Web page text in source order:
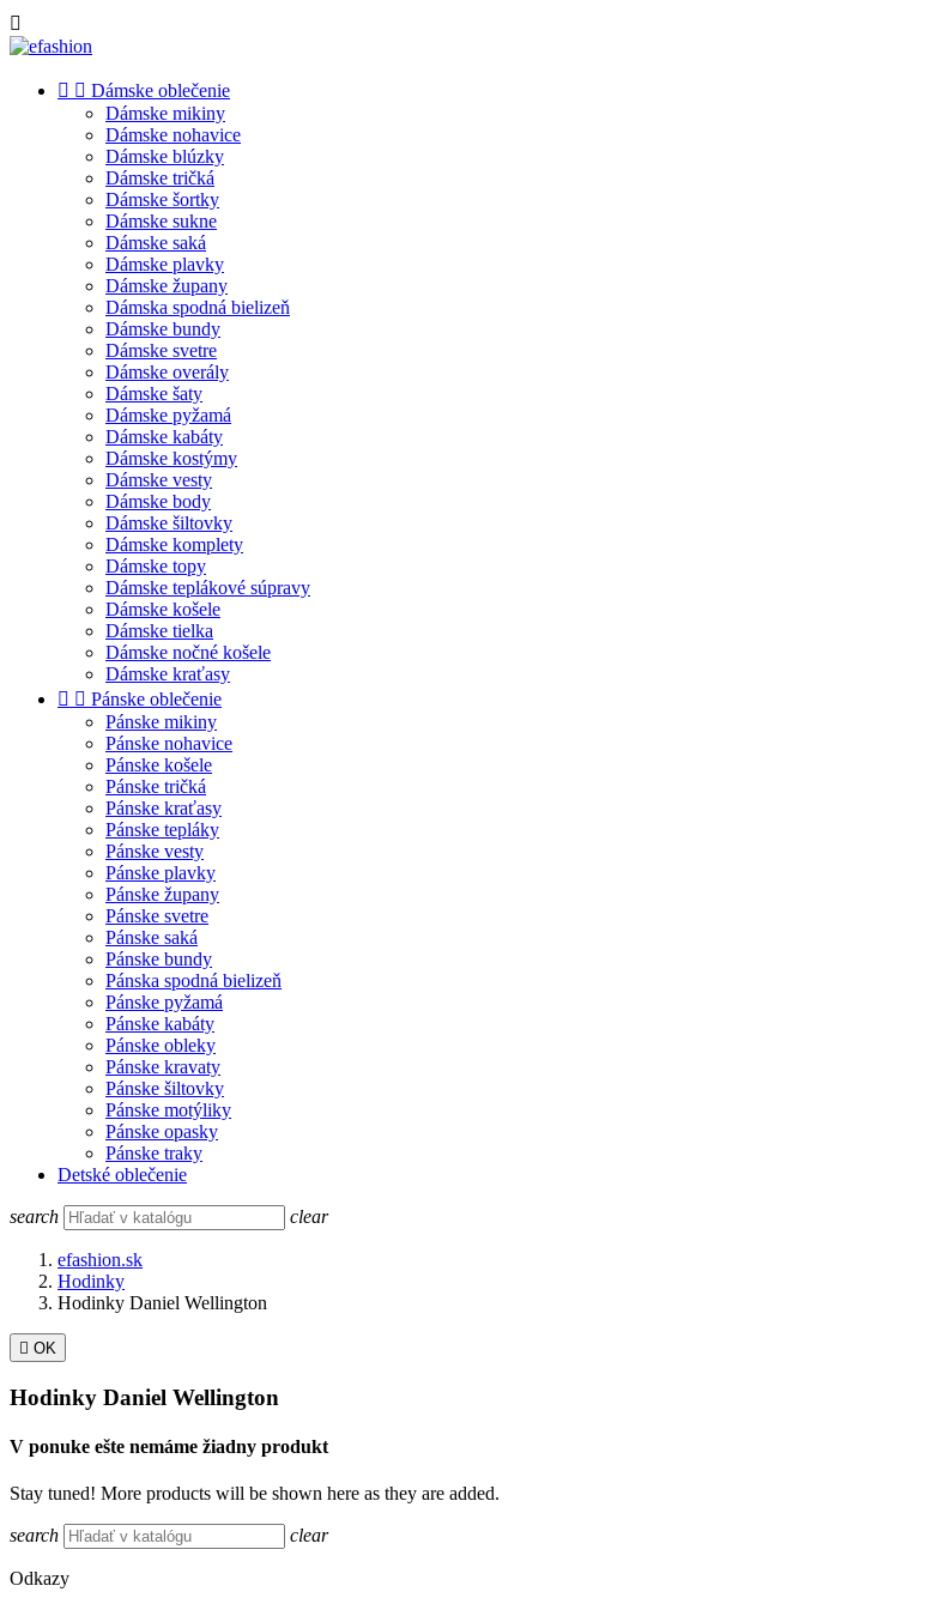

  Dámske oblečenie
Dámske mikiny
Dámske nohavice
Dámske blúzky
Dámske tričká
Dámske šortky
Dámske sukne
Dámske saká
Dámske plavky
Dámske župany
Dámska spodná bielizeň
Dámske bundy
Dámske svetre
Dámske overály
Dámske šaty
Dámske pyžamá
Dámske kabáty
Dámske kostýmy
Dámske vesty
Dámske body
Dámske šiltovky
Dámske komplety
Dámske topy
Dámske teplákové súpravy
Dámske košele
Dámske tielka
Dámske nočné košele
Dámske kraťasy
  Pánske oblečenie
Pánske mikiny
Pánske nohavice
Pánske košele
Pánske tričká
Pánske kraťasy
Pánske tepláky
Pánske vesty
Pánske plavky
Pánske župany
Pánske svetre
Pánske saká
Pánske bundy
Pánska spodná bielizeň
Pánske pyžamá
Pánske kabáty
Pánske obleky
Pánske kravaty
Pánske šiltovky
Pánske motýliky
Pánske opasky
Pánske traky
Detské oblečenie
search clear
efashion.sk
Hodinky
Hodinky Daniel Wellington
 OK
Hodinky Daniel Wellington
V ponuke ešte nemáme žiadny produkt
Stay tuned! More products will be shown here as they are added.
search clear
Odkazy